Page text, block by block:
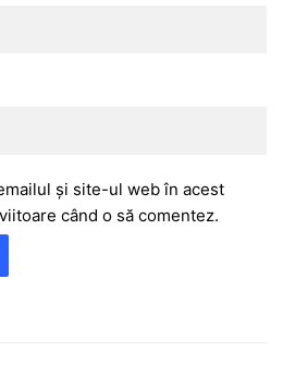
și site-ul web în acest
când o să comentez.